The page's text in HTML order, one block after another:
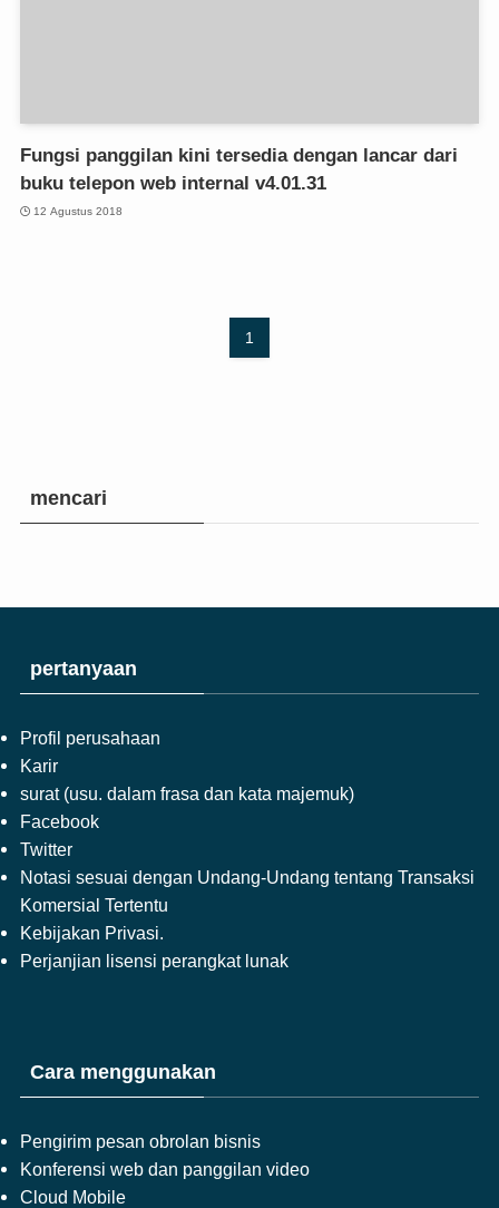
Fungsi panggilan kini tersedia dengan lancar dari
buku telepon web internal v4.01.31
12 Agustus 2018
1
mencari
pertanyaan
Profil perusahaan
Karir
surat (usu. dalam frasa dan kata majemuk)
Facebook
Twitter
Notasi sesuai dengan Undang-Undang tentang Transaksi
Komersial Tertentu
Kebijakan Privasi.
Perjanjian lisensi perangkat lunak
Cara menggunakan
Pengirim pesan obrolan bisnis
Konferensi web dan panggilan video
Cloud Mobile